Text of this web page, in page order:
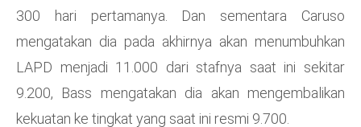
300 hari pertamanya. Dan sementara Caruso
mengatakan dia pada akhirnya akan menumbuhkan
LAPD menjadi 11.000 dari stafnya saat ini sekitar
9.200, Bass mengatakan dia akan mengembalikan
kekuatan ke tingkat yang saat ini resmi 9.700.